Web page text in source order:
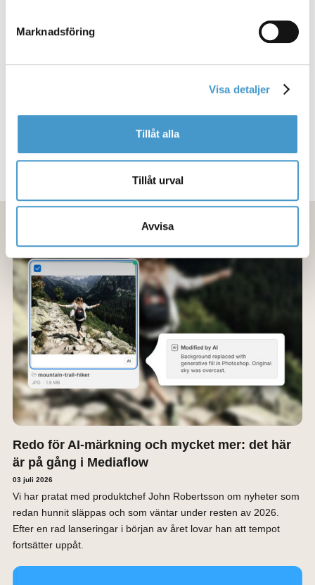
Marknadsföring
Visa detaljer
Tillåt alla
Tillåt urval
Avvisa
Videospecialist på Mediaflow med bakgrund
Redo för AI-märkning och mycket mer: det här
är på gång i Mediaflow
03 juli 2026
Vi har pratat med produktchef John Robertsson om nyheter som
redan hunnit släppas och som väntar under resten av 2026.
Efter en rad lanseringar i början av året lovar han att tempot
fortsätter uppåt.